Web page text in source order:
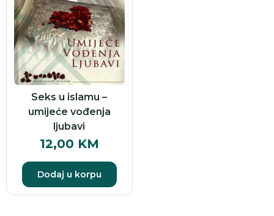
Seks u islamu –
umijeće vođenja
ljubavi
12,00 KM
Dodaj u korpu